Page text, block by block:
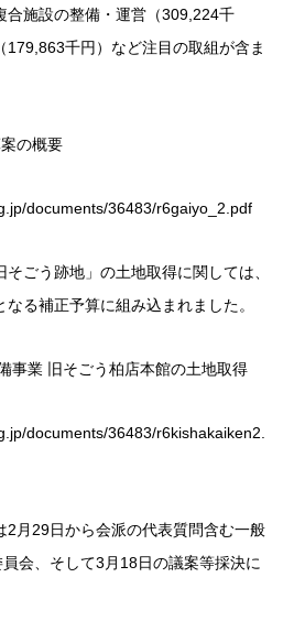
合施設の整備・運営（309,224千
179,863千円）など注目の取組が含ま
の概要
documents/36483/r6gaiyo_2.pdf
ごう跡地」の土地取得に関しては、
る補正予算に組み込まれました。
事業 旧そごう柏店本館の土地取得
documents/36483/r6kishakaiken2.
2月29日から会派の代表質問含む一般
会、そして3月18日の議案等採決に